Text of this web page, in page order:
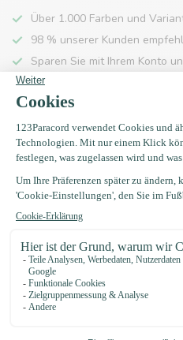
Über 1.000 Farben und
98 % unserer Kunden
Sparen Sie mit Ihrem Konto
Kostenlose Lieferung nach
Produktbeschreibung
Eigenschaften
Zuletzt angesehen
-15%